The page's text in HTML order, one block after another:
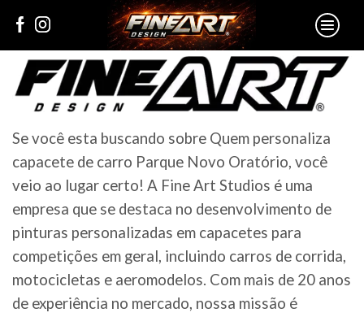
Se você esta buscando sobre Quem personaliza
capacete de carro Parque Novo Oratório, você
veio ao lugar certo! A Fine Art Studios é uma
empresa que se destaca no desenvolvimento de
pinturas personalizadas em capacetes para
competições em geral, incluindo carros de corrida,
motocicletas e aeromodelos. Com mais de 20 anos
de experiência no mercado, nossa missão é